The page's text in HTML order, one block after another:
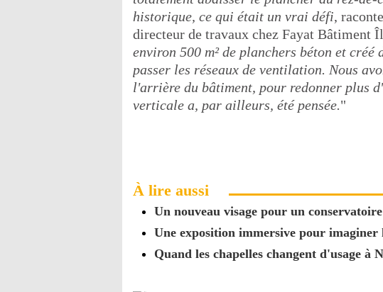
historique, ce qui était un vrai défi,
directeur de travaux chez Fayat Bâtiment
environ 500 m² de planchers béton et
passer les réseaux de ventilation. Nous
l'arrière du bâtiment, pour redonner plus
verticale a, par ailleurs, été pensée."
À lire aussi
Un nouveau visage pour un
Une exposition immersive pour imaginer
Quand les chapelles changent d'usage à